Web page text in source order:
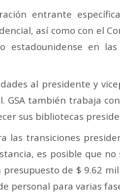
entrante
así como con el
estadounidense en
al presidente y
GSA también trabaja
sus bibliotecas
las transiciones
es posible que
de $ 9.62
personal para varias